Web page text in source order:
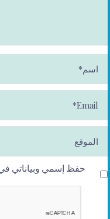
م
ai
حفظ إسمي وبياناتي